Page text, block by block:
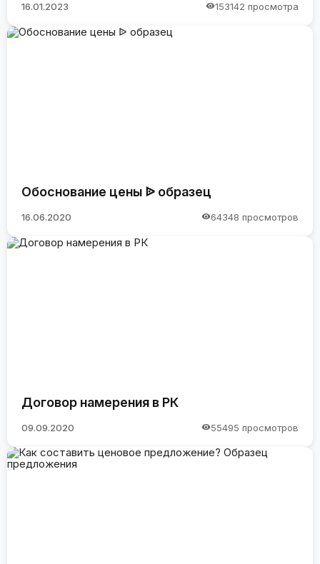
16.01.2023 153142 просмотра
Обоснование цены ᐉ образец
16.06.2020 64348 просмотров
Договор намерения в РК
09.09.2020 55495 просмотров